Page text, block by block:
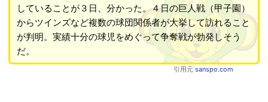
していることが３日、分かった。４日の巨人戦（甲子園）
からツインズなど複数の球団関係者が大挙して訪れること
が判明。実績十分の球児をめぐって争奪戦が勃発しそう
だ。
引用元 sanspo.com